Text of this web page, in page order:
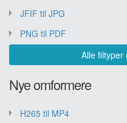
JFIF til JPG
PNG til PDF
Alle filtyper
Nye omformere
H265 til MP4